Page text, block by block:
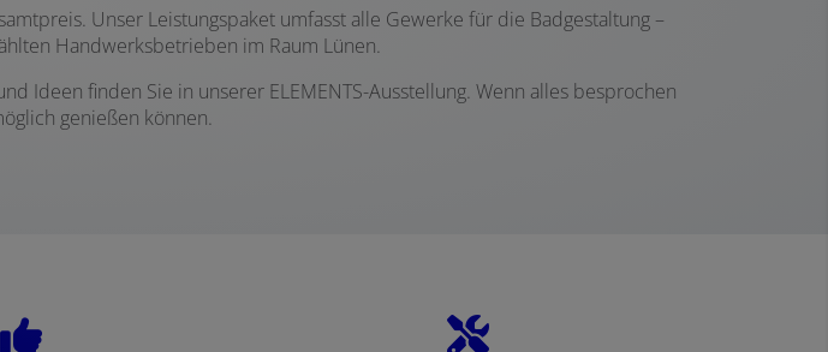
Unser Leistungspaket umfasst alle Gewerke für die Badgestaltung –
Handwerksbetrieben im Raum Lünen.
Ideen finden Sie in unserer ELEMENTS-Ausstellung. Wenn alles besprochen
genießen können.